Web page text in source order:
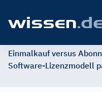
Einmalkauf versus
Software-Lizenzmodell